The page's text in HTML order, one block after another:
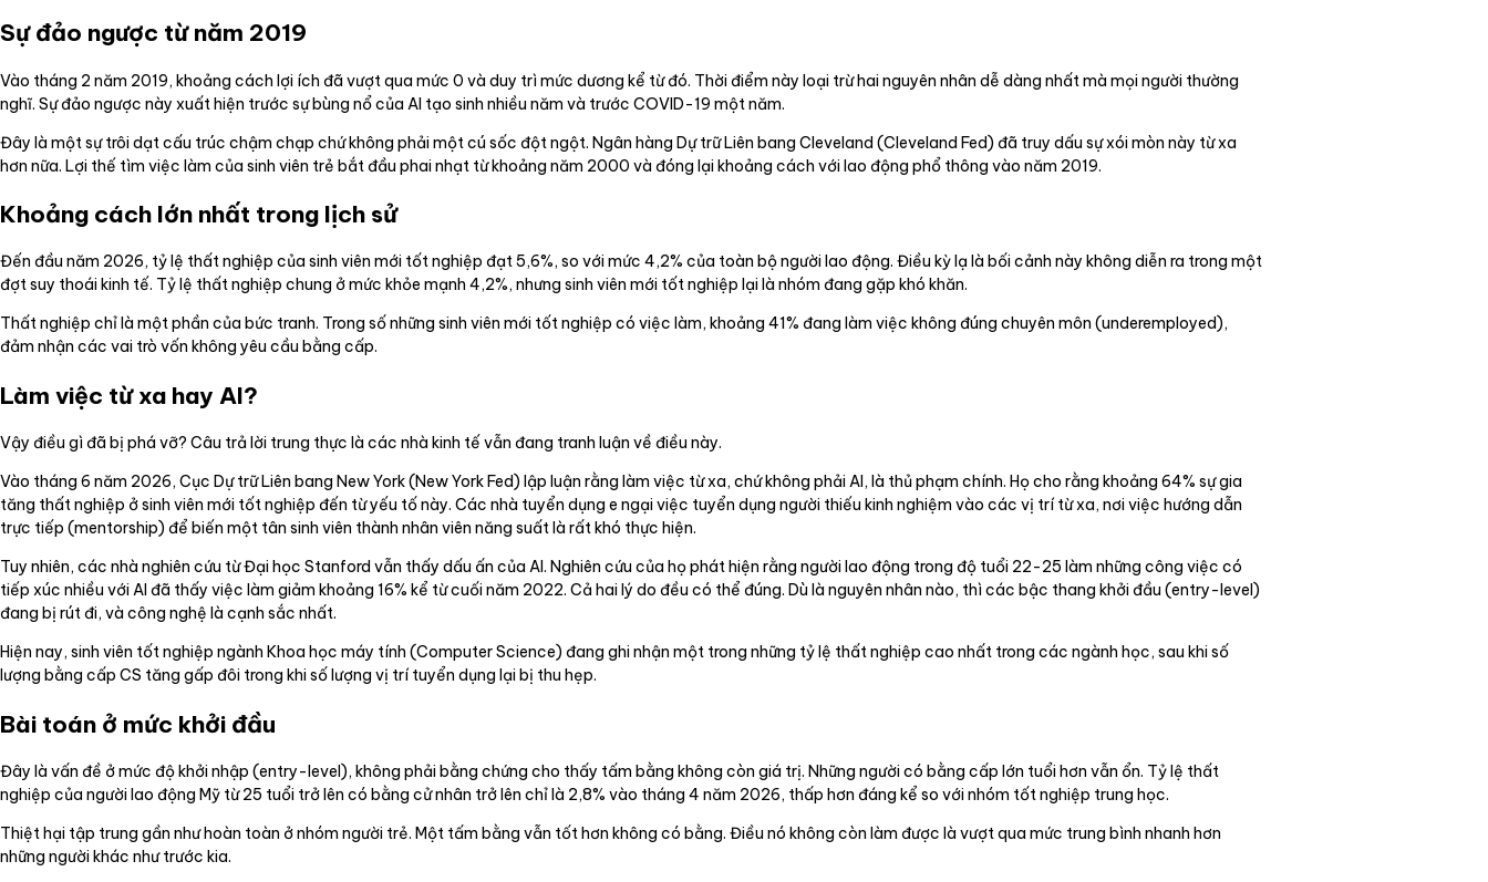
Sự đảo ngược từ năm 2019
Vào tháng 2 năm 2019, khoảng cách lợi ích đã vượt qua mức 0 và duy trì mức dương kể từ đó. Thời điểm này loại trừ hai nguyên nhân dễ dàng nhất mà mọi người thường
nghĩ. Sự đảo ngược này xuất hiện trước sự bùng nổ của AI tạo sinh nhiều năm và trước COVID-19 một năm.
Đây là một sự trôi dạt cấu trúc chậm chạp chứ không phải một cú sốc đột ngột. Ngân hàng Dự trữ Liên bang Cleveland (Cleveland Fed) đã truy dấu sự xói mòn này từ xa
hơn nữa. Lợi thế tìm việc làm của sinh viên trẻ bắt đầu phai nhạt từ khoảng năm 2000 và đóng lại khoảng cách với lao động phổ thông vào năm 2019.
Khoảng cách lớn nhất trong lịch sử
Đến đầu năm 2026, tỷ lệ thất nghiệp của sinh viên mới tốt nghiệp đạt 5,6%, so với mức 4,2% của toàn bộ người lao động. Điều kỳ lạ là bối cảnh này không diễn ra trong một
đợt suy thoái kinh tế. Tỷ lệ thất nghiệp chung ở mức khỏe mạnh 4,2%, nhưng sinh viên mới tốt nghiệp lại là nhóm đang gặp khó khăn.
Thất nghiệp chỉ là một phần của bức tranh. Trong số những sinh viên mới tốt nghiệp có việc làm, khoảng 41% đang làm việc không đúng chuyên môn (underemployed),
đảm nhận các vai trò vốn không yêu cầu bằng cấp.
Làm việc từ xa hay AI?
Vậy điều gì đã bị phá vỡ? Câu trả lời trung thực là các nhà kinh tế vẫn đang tranh luận về điều này.
Vào tháng 6 năm 2026, Cục Dự trữ Liên bang New York (New York Fed) lập luận rằng làm việc từ xa, chứ không phải AI, là thủ phạm chính. Họ cho rằng khoảng 64% sự gia
tăng thất nghiệp ở sinh viên mới tốt nghiệp đến từ yếu tố này. Các nhà tuyển dụng e ngại việc tuyển dụng người thiếu kinh nghiệm vào các vị trí từ xa, nơi việc hướng dẫn
trực tiếp (mentorship) để biến một tân sinh viên thành nhân viên năng suất là rất khó thực hiện.
Tuy nhiên, các nhà nghiên cứu từ Đại học Stanford vẫn thấy dấu ấn của AI. Nghiên cứu của họ phát hiện rằng người lao động trong độ tuổi 22-25 làm những công việc có
tiếp xúc nhiều với AI đã thấy việc làm giảm khoảng 16% kể từ cuối năm 2022. Cả hai lý do đều có thể đúng. Dù là nguyên nhân nào, thì các bậc thang khởi đầu (entry-level)
đang bị rút đi, và công nghệ là cạnh sắc nhất.
Hiện nay, sinh viên tốt nghiệp ngành Khoa học máy tính (Computer Science) đang ghi nhận một trong những tỷ lệ thất nghiệp cao nhất trong các ngành học, sau khi số
lượng bằng cấp CS tăng gấp đôi trong khi số lượng vị trí tuyển dụng lại bị thu hẹp.
Bài toán ở mức khởi đầu
Đây là vấn đề ở mức độ khởi nhập (entry-level), không phải bằng chứng cho thấy tấm bằng không còn giá trị. Những người có bằng cấp lớn tuổi hơn vẫn ổn. Tỷ lệ thất
nghiệp của người lao động Mỹ từ 25 tuổi trở lên có bằng cử nhân trở lên chỉ là 2,8% vào tháng 4 năm 2026, thấp hơn đáng kể so với nhóm tốt nghiệp trung học.
Thiệt hại tập trung gần như hoàn toàn ở nhóm người trẻ. Một tấm bằng vẫn tốt hơn không có bằng. Điều nó không còn làm được là vượt qua mức trung bình nhanh hơn
những người khác như trước kia.